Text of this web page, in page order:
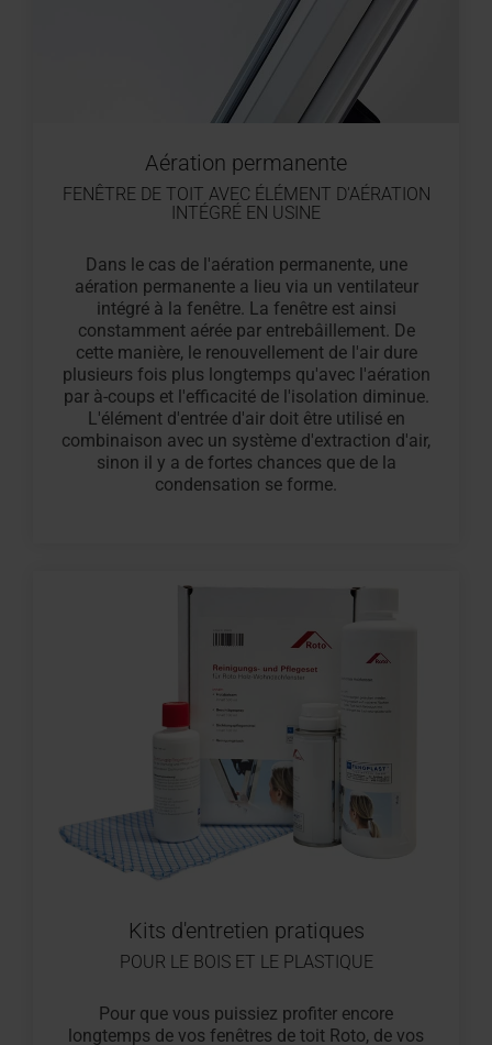
Aération permanente
FENÊTRE DE TOIT AVEC ÉLÉMENT D'AÉRATION
INTÉGRÉ EN USINE
Dans le cas de l'aération permanente, une
aération permanente a lieu via un ventilateur
intégré à la fenêtre. La fenêtre est ainsi
constamment aérée par entrebâillement. De
cette manière, le renouvellement de l'air dure
plusieurs fois plus longtemps qu'avec l'aération
par à-coups et l'efficacité de l'isolation diminue.
L'élément d'entrée d'air doit être utilisé en
combinaison avec un système d'extraction d'air,
sinon il y a de fortes chances que de la
condensation se forme.
Kits d'entretien pratiques
POUR LE BOIS ET LE PLASTIQUE
Pour que vous puissiez profiter encore
longtemps de vos fenêtres de toit Roto, de vos